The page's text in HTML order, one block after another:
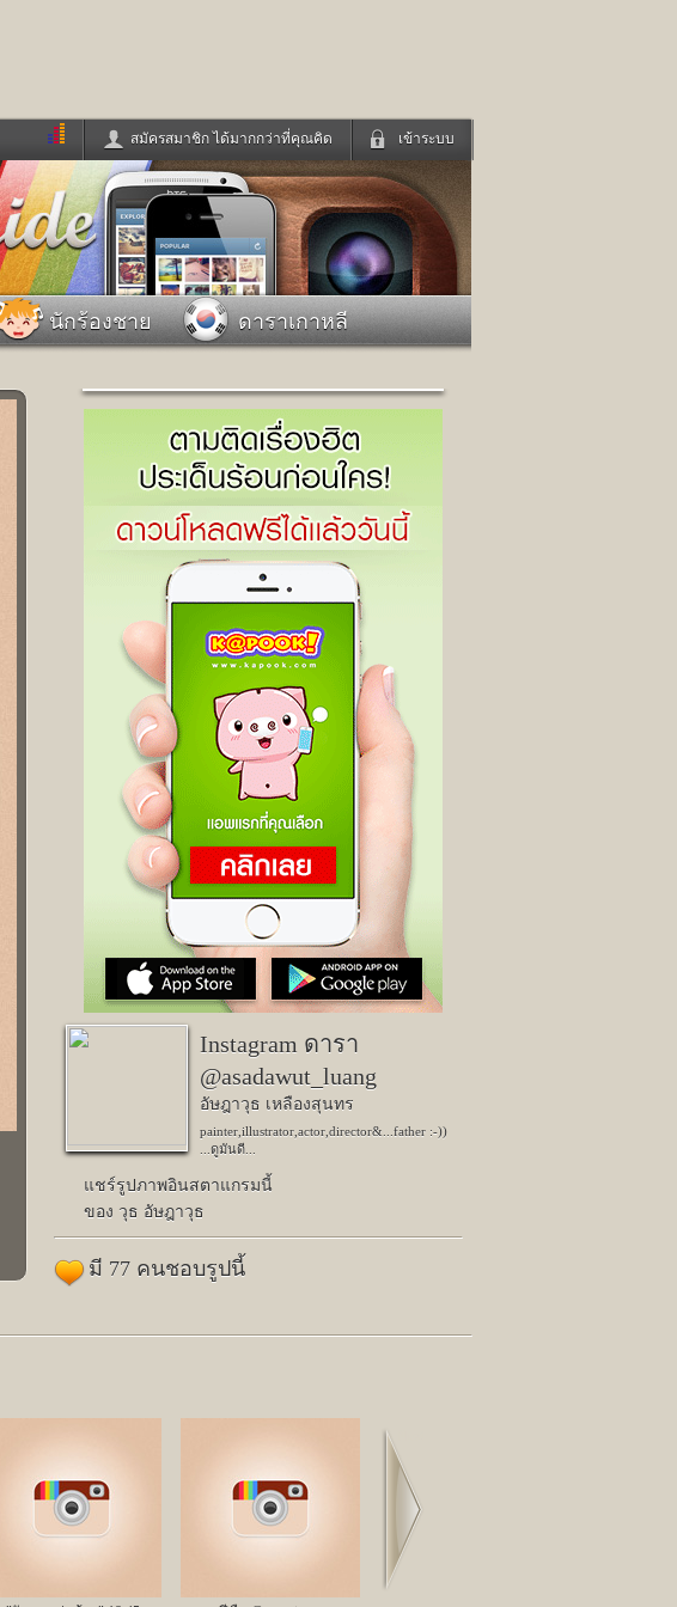
เข้าระบบ
สมัครสมาชิก ได้มากกว่าที่คุณคิด
ข่าวดารา
ดูทีวี
ฟังเพลง
ฟังวิทยุออนไลน์
แชทหมากฮอส
Glitter
แต่งงาน
แม่และเด็ก
สุขภาพ
สัตว์เลี้ยง
บ้านและการตกแต่ง
ท่องเที่ยว
Facebook
เข้าระบบด้วย User Kapook
Email
Password
เข้าระบบด้วย Facebook
นักร้องชาย
ดาราเกาหลี
Instagram ดารา
@asadawut_luang
อัษฎาวุธ เหลืองสุนทร
painter,illustrator,actor,director&...father :-))
...ดูมันดี...
แชร์รูปภาพอินสตาแกรมนี้
ของ วุธ อัษฎาวุธ
มี 77 คนชอบรูปนี้